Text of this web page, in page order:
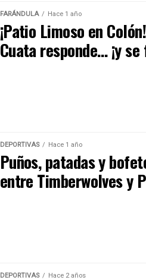
FARÁNDULA Hace 1 año
¡Patio Limoso en
Cuata responde… ¡y
DEPORTIVAS Hace 1 año
Puños, patadas y
entre Timberwolves y
DEPORTIVAS Hace 2 años